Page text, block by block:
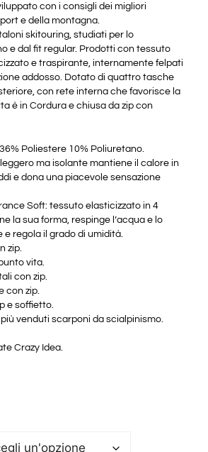
con i consigli dei migliori
e della montagna.
skitouring, studiati per lo
e dal fit regular. Prodotti con tessuto
e traspirante, internamente felpati
addosso. Dotato di quattro tasche
con rete interna che favorisce la
è in Cordura e chiusa da zip con
Poliestere 10% Poliuretano.
ma isolante mantiene il calore in
e dona una piacevole sensazione
Soft: tessuto elasticizzato in 4
la sua forma, respinge l’acqua e lo
regola il grado di umidità.
zip.
vita.
con zip.
con zip.
e soffietto.
venduti scarponi da scialpinismo.
Crazy Idea.